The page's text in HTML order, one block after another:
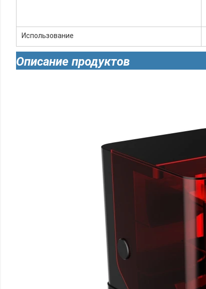
Использование
Описание продуктов